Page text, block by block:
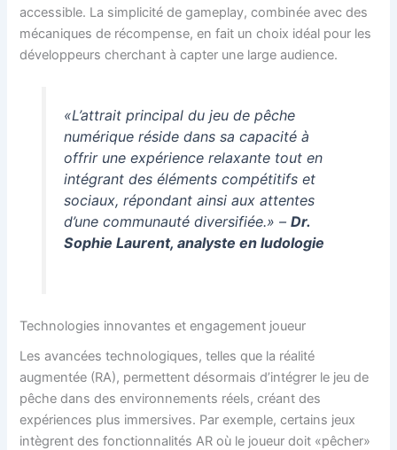
accessible. La simplicité de gameplay, combinée avec des
mécaniques de récompense, en fait un choix idéal pour les
développeurs cherchant à capter une large audience.
«L’attrait principal du jeu de pêche
numérique réside dans sa capacité à
offrir une expérience relaxante tout en
intégrant des éléments compétitifs et
sociaux, répondant ainsi aux attentes
d’une communauté diversifiée.» – Dr.
Sophie Laurent, analyste en ludologie
Technologies innovantes et engagement joueur
Les avancées technologiques, telles que la réalité
augmentée (RA), permettent désormais d’intégrer le jeu de
pêche dans des environnements réels, créant des
expériences plus immersives. Par exemple, certains jeux
intègrent des fonctionnalités AR où le joueur doit «pêcher»